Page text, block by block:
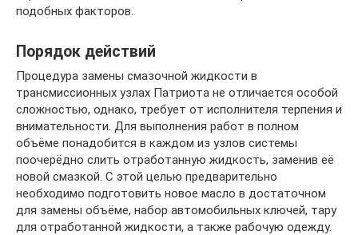
подобных факторов.
Порядок действий
Процедура замены смазочной жидкости в
трансмиссионных узлах Патриота не отличается особой
сложностью, однако, требует от исполнителя терпения и
внимательности. Для выполнения работ в полном
объёме понадобится в каждом из узлов системы
поочерёдно слить отработанную жидкость, заменив её
новой смазкой. С этой целью предварительно
необходимо подготовить новое масло в достаточном
для замены объёме, набор автомобильных ключей, тару
для отработанной жидкости, а также рабочую одежду.